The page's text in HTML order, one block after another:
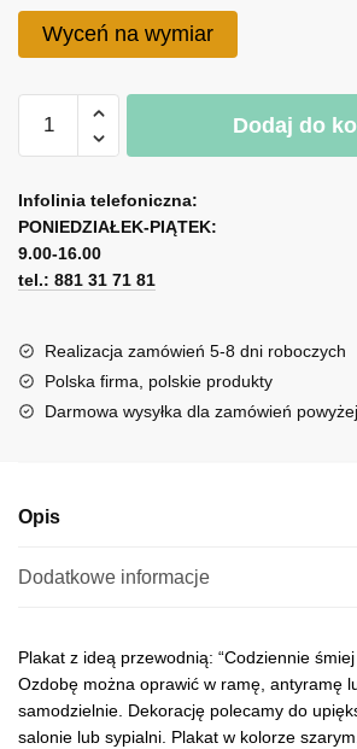
Wyceń na wymiar
Plakat
się
bez
powodu
Dodaj do
l
t
e
r
a
t
i
Infolinia telefoniczna:
PONIEDZIAŁEK-PIĄTEK:
9.00-16.00
tel.: 881 31 71 81
Realizacja zamówień 5-8 dni roboczych
Polska firma, polskie produkty
Darmowa wysyłka dla zamówień
Opis
Dodatkowe informacje
Plakat z ideą przewodnią: “Codziennie śmiej
Ozdobę można oprawić w ramę, antyramę
samodzielnie. Dekorację polecamy do
salonie lub sypialni. Plakat w kolorze szarym.